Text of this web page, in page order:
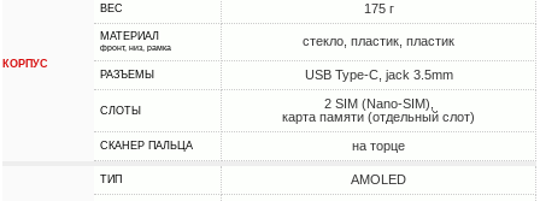
КОРПУС
ВЕС 175 г
МАТЕРИАЛ
фронт, низ, рамка стекло, пластик, пластик
РАЗЪЕМЫ USB Type-C, jack 3.5mm
СЛОТЫ
2 SIM (Nano-SIM),
карта памяти (отдельный слот)
СКАНЕР ПАЛЬЦА на торце
ТИП AMOLED